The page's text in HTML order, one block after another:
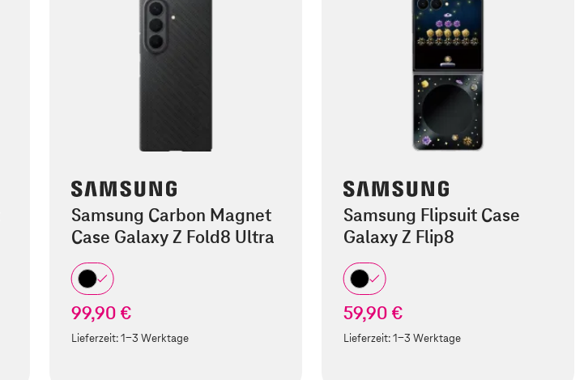
Samsung Carbon Magnet
Case Galaxy Z Fold8 Ultra
99,90 €
Lieferzeit:1-3 Werktage
Samsung Flipsuit Case
Galaxy Z Flip8
59,90 €
Lieferzeit:1-3 Werktage